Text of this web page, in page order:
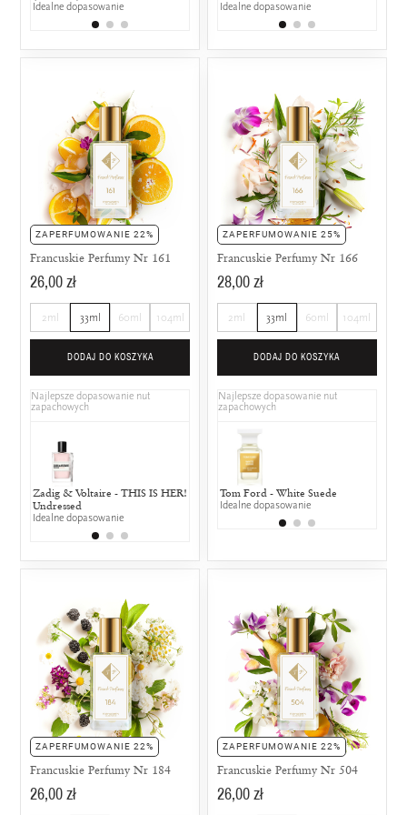
Idealne dopasowanie Idealne dopasowanie
ZAPERFUMOWANIE 22%
Francuskie Perfumy Nr 161
26,00 zł
2ml 33ml 60ml 104ml
DODAJ DO KOSZYKA
Najlepsze dopasowanie nut
zapachowych
Zadig & Voltaire - THIS IS HER!
Undressed
Idealne dopasowanie
Jean Paul Gaultier - Classique
50% wspólnych nut zapachowych
ZAPERFUMOWANIE 25%
Francuskie Perfumy Nr 166
28,00 zł
2ml 33ml 60ml 104ml
DODAJ DO KOSZYKA
Najlepsze dopasowanie nut
zapachowych
Tom Ford - White Suede
Idealne dopasowanie
ZAPERFUMOWANIE 22%
Francuskie Perfumy Nr 184
26,00 zł
ZAPERFUMOWANIE 22%
Francuskie Perfumy Nr 504
26,00 zł